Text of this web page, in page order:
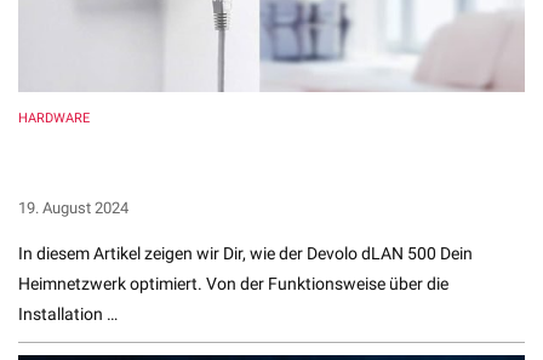
HARDWARE
19. August 2024
In diesem Artikel zeigen wir Dir, wie der Devolo dLAN 500 Dein
Heimnetzwerk optimiert. Von der Funktionsweise über die
Installation …